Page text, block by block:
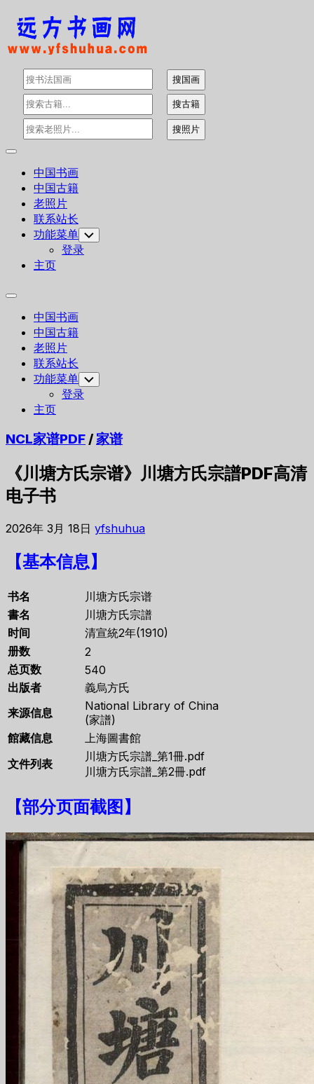
Skip
content
Expand
中国书画
中国古籍
老照片
联系站长
功能菜单 Toggle
Child
Menu
登录
主页
Expand
中国书画
中国古籍
老照片
联系站长
功能菜单 Toggle
Child
Menu
登录
主页
NCL家谱PDF/家谱
《川塘方氏宗谱》川塘方氏宗譜PDF高清
电子书
2026年 3月 18日 yfshuhua
【基本信息】
书名
川塘方氏宗谱
書名
川塘方氏宗譜
时间
清宣統2年(1910)
册数
2
总页数
540
出版者
義烏方氏
来源信息
National Library of China
(家譜)
館藏信息
上海圖書館
文件列表
川塘方氏宗譜_第1冊.pdf
川塘方氏宗譜_第2冊.pdf
【部分页面截图 】